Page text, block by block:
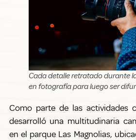
Cada detalle retratado durante
en fotografía para luego ser
Como parte de las actividades
desarrolló una multitudinaria
en el parque Las Magnolias,